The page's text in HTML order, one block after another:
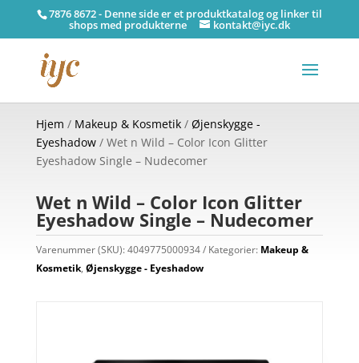
7876 8672 - Denne side er et produktkatalog og linker til
shops med produkterne kontakt@iyc.dk
Hjem / Makeup & Kosmetik/ Øjenskygge -
Eyeshadow/ Wet n Wild – Color Icon Glitter
Eyeshadow Single – Nudecomer
Wet n Wild – Color Icon Glitter
Eyeshadow Single – Nudecomer
Varenummer (SKU):4049775000934 Kategorier: Makeup &
Kosmetik, Øjenskygge - Eyeshadow